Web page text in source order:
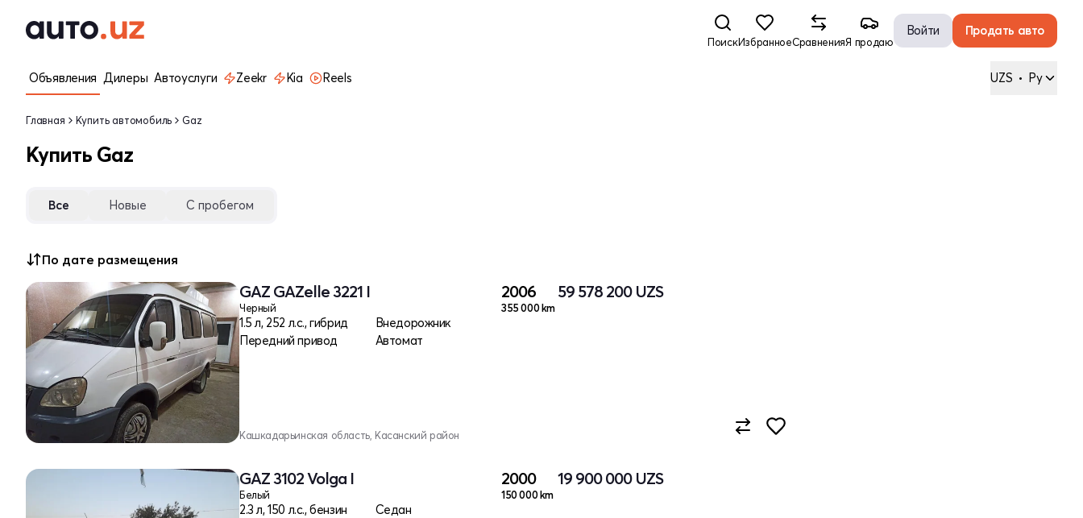
ПоискИзбранноеСравненияЯ продаю
Войти Продать авто
Объявления Дилеры Автоуслуги Zeekr Kia Reels UZS • Ру
Главная Купить автомобиль Gaz
Купить Gaz
Все Новые С пробегом
По дате размещения
GAZ GAZelle 3221 I
Черный
1.5 л, 252 л.с., гибрид
Внедорожник
Передний привод
Автомат
2006
355 000 km
59 578 200 UZS
Кашкадарьинская область, Касанский район
GAZ 3102 Volga I
Белый
2.3 л, 150 л.с., бензин
Седан
2000
150 000 km
19 900 000 UZS